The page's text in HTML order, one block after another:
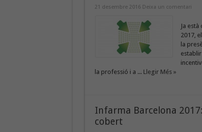
21 desembre 2016 Deixa un comentari
Ja
2017,
la
la professió i a ... Llegir Més »
Infarma Barcelona
cobert